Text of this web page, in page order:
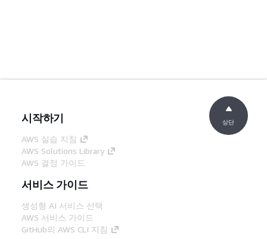
시작하기
AWS 실습 지침
AWS Solutions Library
AWS 결정 가이드
서비스 가이드
생성형 AI 서비스 선택
AWS 서비스 가이드
GitHub의 AWS CLI 지침
상단